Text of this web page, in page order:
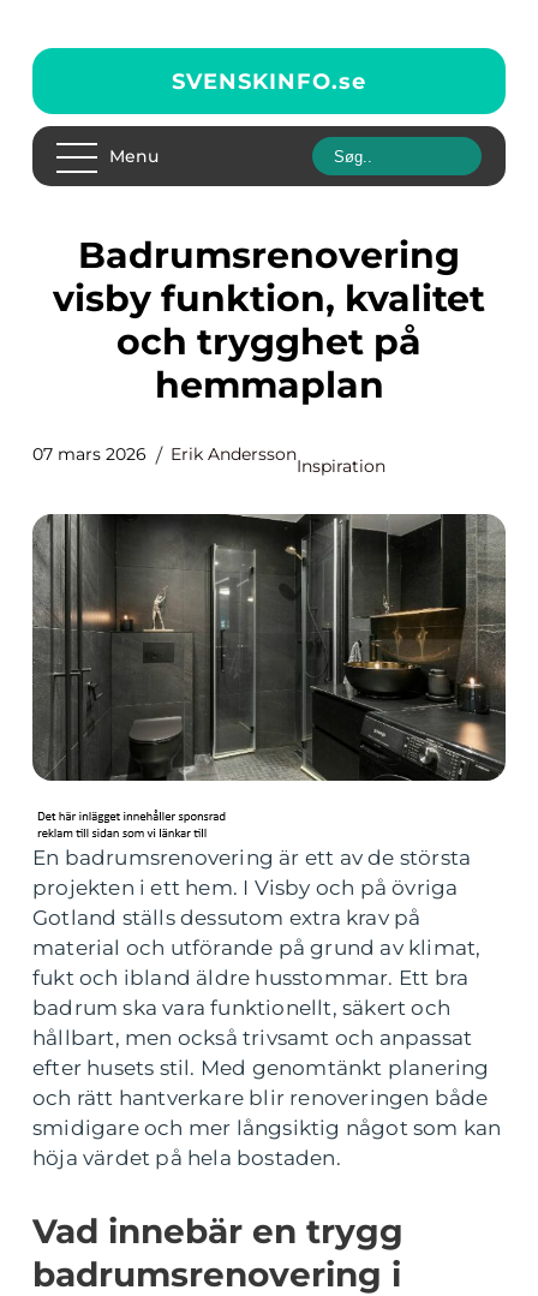
SVENSKINFO.se
Menu
Badrumsrenovering
visby funktion, kvalitet
och trygghet på
hemmaplan
07 mars 2026 Erik Andersson
Inspiration
En badrumsrenovering är ett av de största
projekten i ett hem. I Visby och på övriga
Gotland ställs dessutom extra krav på
material och utförande på grund av klimat,
fukt och ibland äldre husstommar. Ett bra
badrum ska vara funktionellt, säkert och
hållbart, men också trivsamt och anpassat
efter husets stil. Med genomtänkt planering
och rätt hantverkare blir renoveringen både
smidigare och mer långsiktig något som kan
höja värdet på hela bostaden.
Vad innebär en trygg
badrumsrenovering i